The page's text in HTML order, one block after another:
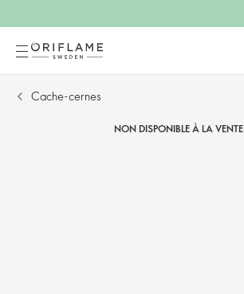
Cache-cernes
NON DISPONIBLE À LA VENTE